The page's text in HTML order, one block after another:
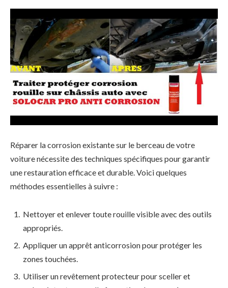
Réparer la corrosion existante sur le berceau de votre
voiture nécessite des techniques spécifiques pour garantir
une restauration efficace et durable. Voici quelques
méthodes essentielles à suivre :
Nettoyer et enlever toute rouille visible avec des outils
appropriés.
Appliquer un apprêt anticorrosion pour protéger les
zones touchées.
Utiliser un revêtement protecteur pour sceller et